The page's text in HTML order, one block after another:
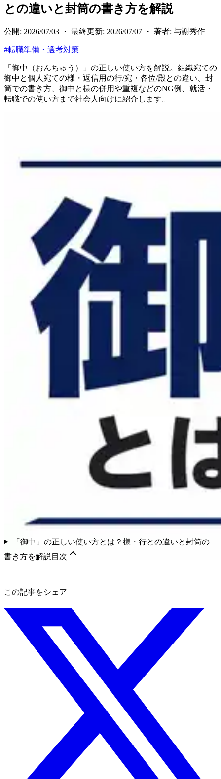
との違いと封筒の書き方を解説
公開: 2026/07/03 ・ 最終更新: 2026/07/07 ・ 著者: 与謝秀作
#転職準備・選考対策
「御中（おんちゅう）」の正しい使い方を解説。組織宛ての
御中と個人宛ての様・返信用の行/宛・各位/殿との違い、封
筒での書き方、御中と様の併用や重複などのNG例、就活・
転職での使い方まで社会人向けに紹介します。
「御中」の正しい使い方とは？様・行との違いと封筒の
書き方を解説 目次
この記事をシェア